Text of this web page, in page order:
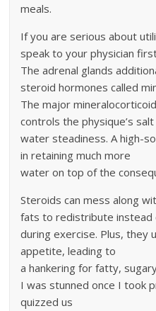
meals.
If you are serious about
speak to your physician
The adrenal glands
steroid hormones called
The major
controls the physique’s salt
water steadiness. A high-
in retaining much more
water on top of the
Steroids can mess along
fats to redistribute instead
during exercise. Plus, they
appetite, leading to
a hankering for fatty,
I was stunned once I took
quizzed us